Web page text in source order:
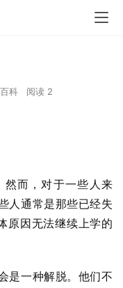
科 阅读 2
而，对于一些人来
人通常是那些已经失
原因无法继续上学的
是一种解脱。他们不